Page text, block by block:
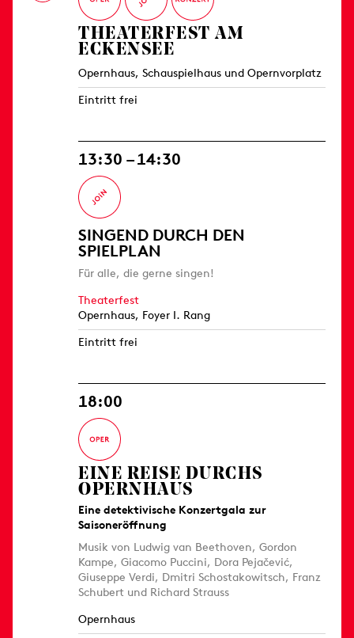
THEATERFEST AM
ECKENSEE
Opernhaus, Schauspielhaus und Opernvorplatz
Eintritt frei
13:30 – 14:30
SINGEND DURCH DEN
SPIELPLAN
Für alle, die gerne singen!
Theaterfest
Opernhaus, Foyer I. Rang
Eintritt frei
18:00
EINE REISE DURCHS
OPERNHAUS
Eine detektivische Konzertgala zur
Saisoneröffnung
Musik von Ludwig van Beethoven, Gordon
Kampe, Giacomo Puccini, Dora Pejačević,
Giuseppe Verdi, Dmitri Schostakowitsch, Franz
Schubert und Richard Strauss
Opernhaus